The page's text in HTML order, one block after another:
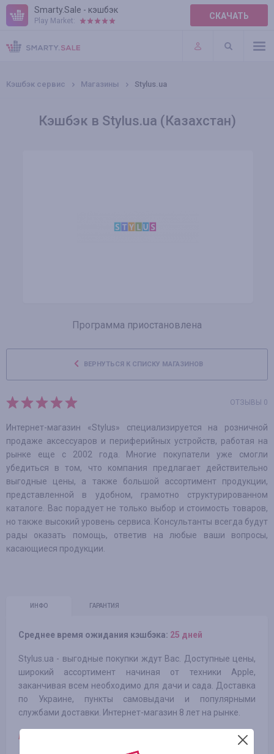
Smarty.Sale - кэшбэк
Play Market: СКАЧАТЬ
ПРАВИЛА
ПЛАГИНЫ
Кэшбэк сервис Магазины Stylus.ua
Кэшбэк в Stylus.ua (Казахстан)
Программа приостановлена
ВЕРНУТЬСЯ К СПИСКУ МАГАЗИНОВ
ОТЗЫВЫ 0
Интернет-магазин «Stylus» специализируется на розничной
продаже аксессуаров и периферийных устройств, работая на
рынке еще с 2002 года. Многие покупатели уже смогли
убедиться в том, что компания предлагает действительно
выгодные цены, а также большой ассортимент продукции,
представленной в удобном, грамотно структурированном
каталоге. Вас порадует не только выбор и стоимость товаров,
но также высокий уровень сервиса. Консультанты всегда будут
рады оказать помощь, ответив на любые ваши вопросы,
касающиеся продукции.
ИНФО ГАРАНТИЯ
Среднее время ожидания кэшбэка: 25 дней
Stylus.ua - выгодные покупки ждут Вас. Доступные цены,
широкий ассортимент начиная от техники Apple,
заканчивая всем необходимо для дачи и сада. Доставка
по Украине, пункты самовыдачи и популярными
службами доставки. Интернет-магазин 8 лет на рынке.
Примечание: